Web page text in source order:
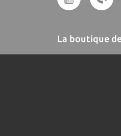
La boutique